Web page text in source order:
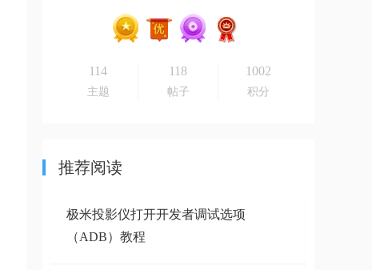
114
主题
118
帖子
1002
积分
推荐阅读
极米投影仪打开开发者调试选项
（ADB）教程